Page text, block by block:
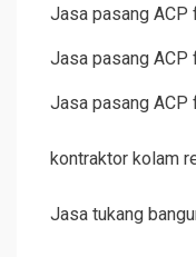
Jasa pasang ACP
Jasa pasang ACP
Jasa pasang ACP
kontraktor kolam
Jasa tukang